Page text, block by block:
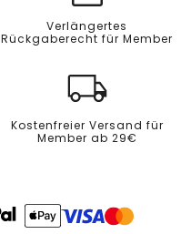
Verlängertes
Rückgaberecht für Member
Kostenfreier Versand für
Member ab 29€